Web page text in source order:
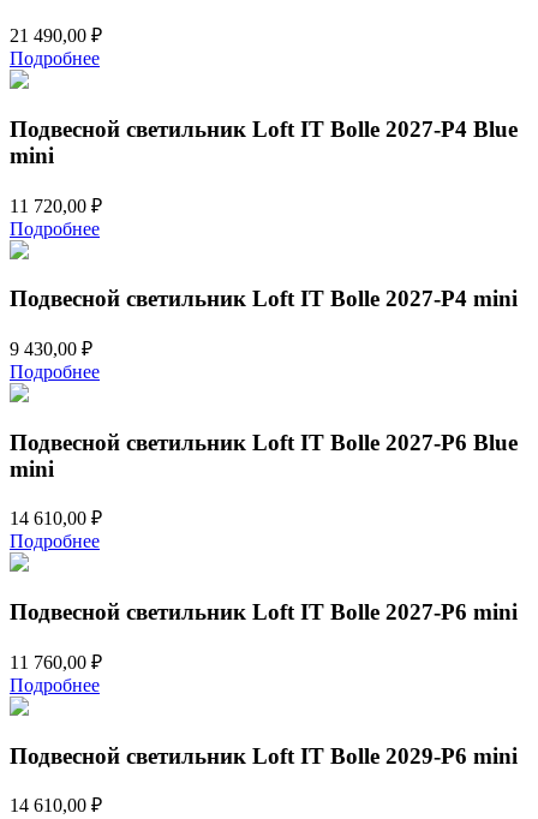
21 490,00 ₽
Подробнее
Подвесной светильник Loft IT Bolle 2027-P4 Blue
mini
11 720,00 ₽
Подробнее
Подвесной светильник Loft IT Bolle 2027-P4 mini
9 430,00 ₽
Подробнее
Подвесной светильник Loft IT Bolle 2027-P6 Blue
mini
14 610,00 ₽
Подробнее
Подвесной светильник Loft IT Bolle 2027-P6 mini
11 760,00 ₽
Подробнее
Подвесной светильник Loft IT Bolle 2029-P6 mini
14 610,00 ₽